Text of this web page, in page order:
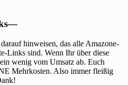
hinweisen, das alle Amazone-
Links sind. Wenn Ihr über diese
wenig vom Umsatz ab. Euch
Mehrkosten. Also immer fleißig